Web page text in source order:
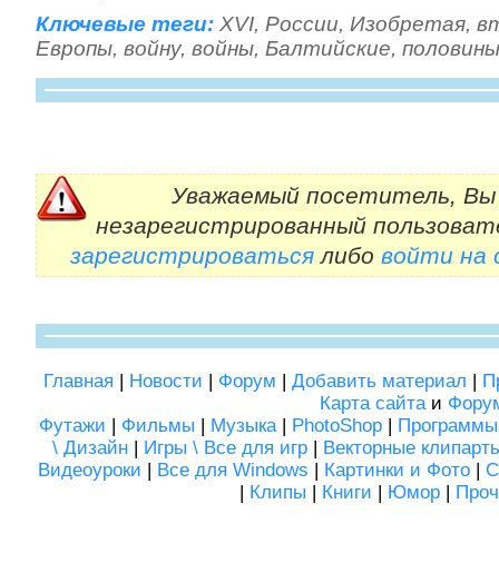
Ключевые теги: XVI, России, Изобретая,
Европы, войну, войны, Балтийские, половины
Уважаемый посетитель, Вы
незарегистрированный
зарегистрироватьсялибо войти на
Главная | Новости | Форум | Добавить материал |
Карта сайтаи
Футажи | Фильмы | Музыка| PhotoShop | Программы
\ Дизайн | Игры \ Все для игр | Векторные
Видеоуроки | Все для Windows | Картинки и Фото|
| Клипы | Книги | Юмор |